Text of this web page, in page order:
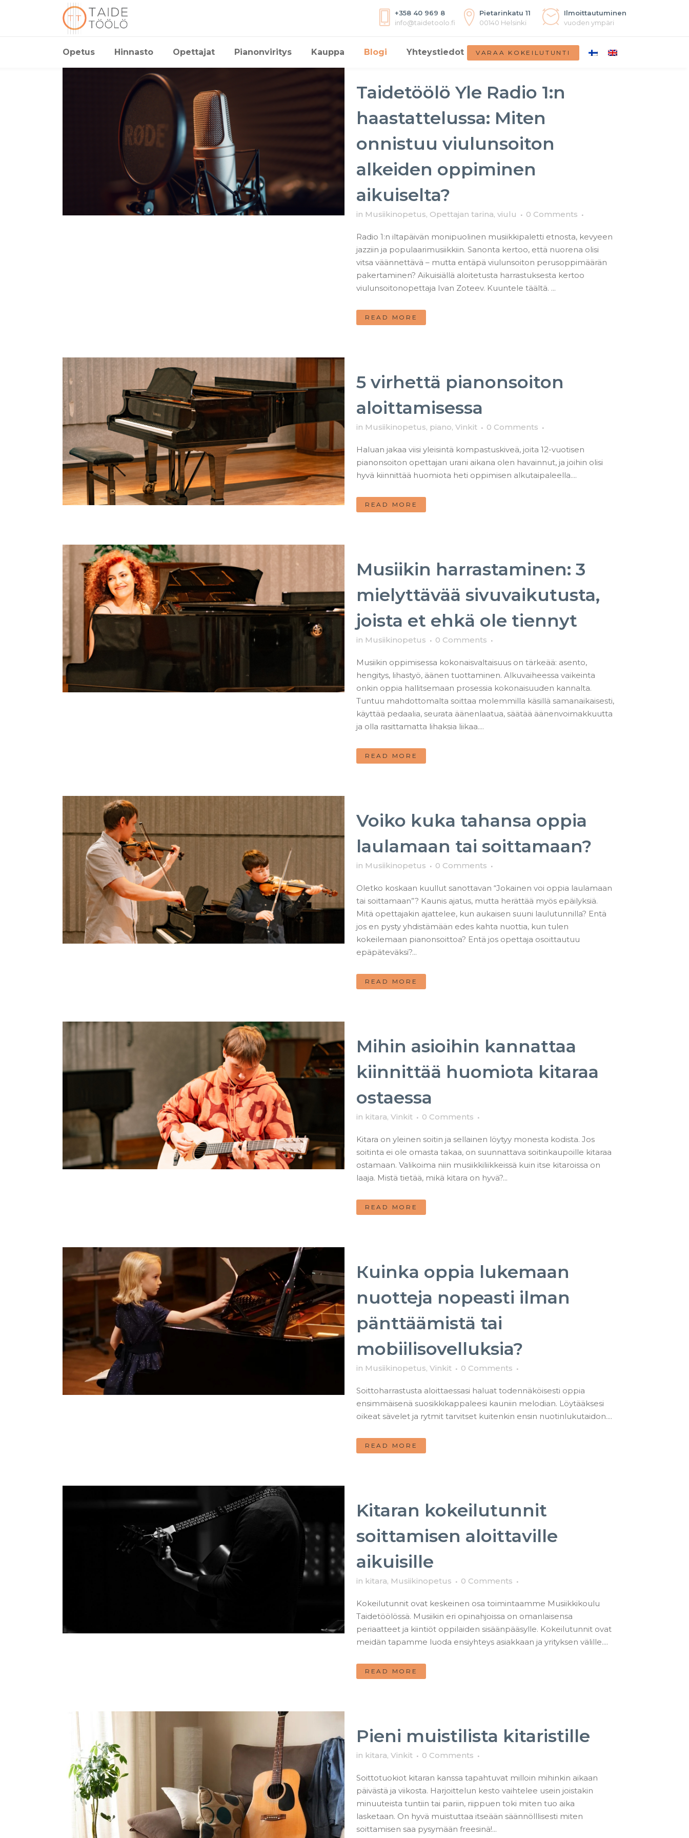
+358 40 969 8
info@taidetoolo.fi
Pietarinkatu 11
00140 Helsinki
Ilmoittautuminen
vuoden ympäri
Opetus Hinnasto Opettajat Pianonviritys Kauppa Blogi Yhteystiedot VARAA KOKEILUTUNTI
Taidetöölö Yle Radio 1:n
haastattelussa: Miten
onnistuu viulunsoiton
alkeiden oppiminen
aikuiselta?
in Musiikinopetus, Opettajan tarina, viulu 0 Comments
Radio 1:n iltapäivän monipuolinen musiikkipaletti etnosta, kevyeen
jazziin ja populaarimusiikkiin. Sanonta kertoo, että nuorena olisi
vitsa väännettävä – mutta entäpä viulunsoiton perusoppimäärän
pakertaminen? Aikuisiällä aloitetusta harrastuksesta kertoo
viulunsoitonopettaja Ivan Zoteev. Kuuntele täältä. ...
READ MORE
5 virhettä pianonsoiton
aloittamisessa
in Musiikinopetus, piano, Vinkit 0 Comments
Haluan jakaa viisi yleisintä kompastuskiveä, joita 12-vuotisen
pianonsoiton opettajan urani aikana olen havainnut, ja joihin olisi
hyvä kiinnittää huomiota heti oppimisen alkutaipaleella....
READ MORE
Musiikin harrastaminen: 3
mielyttävää sivuvaikutusta,
joista et ehkä ole tiennyt
in Musiikinopetus 0 Comments
Musiikin oppimisessa kokonaisvaltaisuus on tärkeää: asento,
hengitys, lihastyö, äänen tuottaminen. Alkuvaiheessa vaikeinta
onkin oppia hallitsemaan prosessia kokonaisuuden kannalta.
Tuntuu mahdottomalta soittaa molemmilla käsillä samanaikaisesti,
käyttää pedaalia, seurata äänenlaatua, säätää äänenvoimakkuutta
ja olla rasittamatta lihaksia liikaa....
READ MORE
Voiko kuka tahansa oppia
laulamaan tai soittamaan?
in Musiikinopetus 0 Comments
Oletko koskaan kuullut sanottavan “Jokainen voi oppia laulamaan
tai soittamaan”? Kaunis ajatus, mutta herättää myös epäilyksiä.
Mitä opettajakin ajattelee, kun aukaisen suuni laulutunnilla? Entä
jos en pysty yhdistämään edes kahta nuottia, kun tulen
kokeilemaan pianonsoittoa? Entä jos opettaja osoittautuu
epäpäteväksi?...
READ MORE
Mihin asioihin kannattaa
kiinnittää huomiota kitaraa
ostaessa
in kitara, Vinkit 0 Comments
Kitara on yleinen soitin ja sellainen löytyy monesta kodista. Jos
soitinta ei ole omasta takaa, on suunnattava soitinkaupoille kitaraa
ostamaan. Valikoima niin musiikkiliikkeissä kuin itse kitaroissa on
laaja. Mistä tietää, mikä kitara on hyvä?...
READ MORE
Кuinka oppia lukemaan
nuotteja nopeasti ilman
pänttäämistä tai
mobiilisovelluksia?
in Musiikinopetus, Vinkit 0 Comments
Soittoharrastusta aloittaessasi haluat todennäköisesti oppia
ensimmäisenä suosikkikappaleesi kauniin melodian. Löytääksesi
oikeat sävelet ja rytmit tarvitset kuitenkin ensin nuotinlukutaidon....
READ MORE
Kitaran kokeilutunnit
soittamisen aloittaville
aikuisille
in kitara, Musiikinopetus 0 Comments
Kokeilutunnit ovat keskeinen osa toimintaamme Musiikkikoulu
Taidetöölössä. Musiikin eri opinahjoissa on omanlaisensa
periaatteet ja kiintiöt oppilaiden sisäänpääsylle. Kokeilutunnit ovat
meidän tapamme luoda ensiyhteys asiakkaan ja yrityksen välille....
READ MORE
Pieni muistilista kitaristille
in kitara, Vinkit 0 Comments
Soittotuokiot kitaran kanssa tapahtuvat milloin mihinkin aikaan
päivästä ja viikosta. Harjoittelun kesto vaihtelee usein joistakin
minuuteista tuntiin tai pariin, riippuen toki miten tuo aika
lasketaan. On hyvä muistuttaa itseään säännölllisesti miten
soittamisen saa pysymään freesinä!...